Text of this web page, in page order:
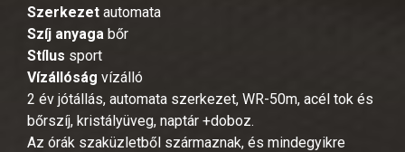
Szerkezet automata
Szíj anyaga bőr
Stílus sport
Vízállóság vízálló
2 év jótállás, automata szerkezet, WR-50m, acél tok és
bőrszíj, kristályüveg, naptár +doboz.
Az órák szaküzletből származnak, és mindegyikre